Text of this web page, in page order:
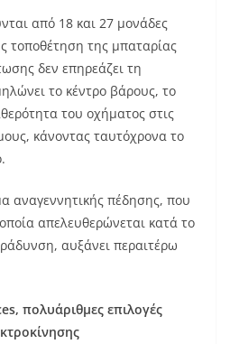
από 18 και 27 μονάδες
τοποθέτηση της μπαταρίας
δεν επηρεάζει τη
το κέντρο βάρους, το
του οχήματος στις
κάνοντας ταυτόχρονα το
αναγεννητικής πέδησης, που
απελευθερώνεται κατά το
αυξάνει περαιτέρω
, πολυάριθμες επιλογές